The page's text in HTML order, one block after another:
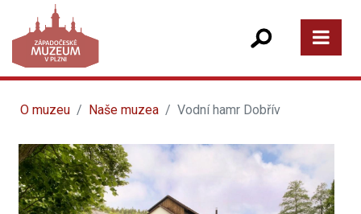
O muzeu Naše muzea Vodní hamr Dobřív